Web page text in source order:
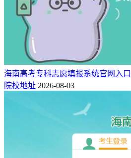
海南高考专科志愿填报系统官网入
院校地址 2026-08-03